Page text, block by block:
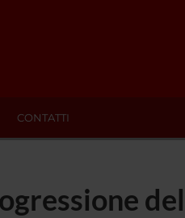
CONTATTI